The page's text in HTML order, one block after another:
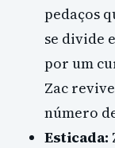
pedaços
se divide
por um
Zac
número
Esticada: